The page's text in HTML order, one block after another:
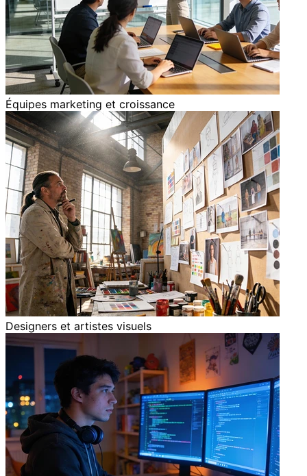
Équipes marketing et croissance
Designers et artistes visuels